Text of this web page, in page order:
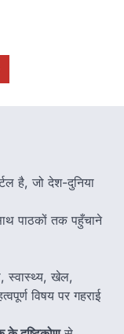
है, जो देश-दुनिया
पाठकों तक पहुँचाने
स्वास्थ्य, खेल,
विषय पर गहराई